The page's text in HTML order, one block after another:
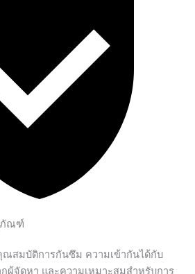
ภัณฑ์
ณสมบัติการกันซึม ความเข้ากันได้กับ
ผู้จัดหา และความเหมาะสมสำหรับการ